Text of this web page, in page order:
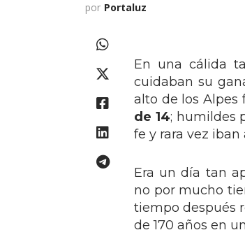
por Portaluz
En una cálida
cuidaban su
alto de los Alpes
de 14; humildes
fe y rara vez
Era un día tan
no por mucho
tiempo después
de 170 años en